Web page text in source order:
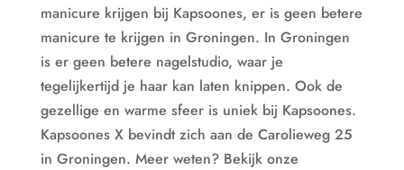
manicure krijgen bij Kapsoones, er is geen betere
manicure te krijgen in Groningen. In Groningen
is er geen betere nagelstudio, waar je
tegelijkertijd je haar kan laten knippen. Ook de
gezellige en warme sfeer is uniek bij Kapsoones.
Kapsoones X bevindt zich aan de Carolieweg 25
in Groningen. Meer weten? Bekijk onze